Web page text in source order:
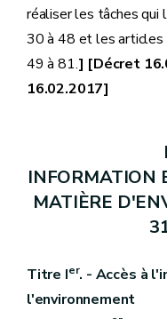
réaliser les tâches qui
30 à 48 et les articles
49 à 81.] [Décret
16.02.2017]
INFORMATION
MATIÈRE
Titre Ier. - Accès à
l'environnement